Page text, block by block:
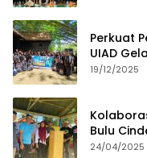
Perkuat
UIAD
19/12/2025
Bulu
24/04/2025